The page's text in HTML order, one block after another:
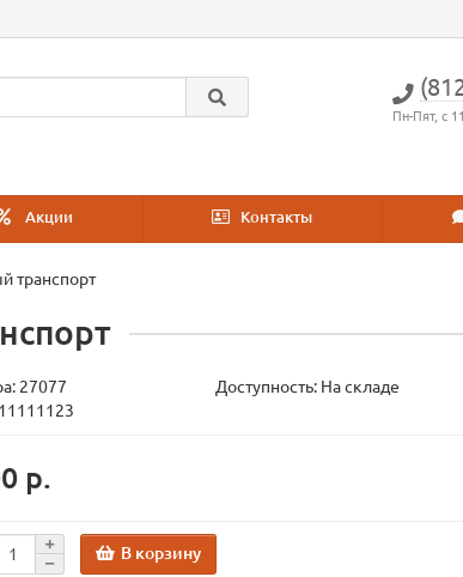
Пн-Пят, с
Акции Контакты
транспорт
27077
Доступность: На складе
р.
В корзину